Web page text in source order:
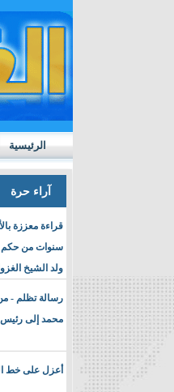
الرئيسية
آراء حرة
قراءة معززة
سنوات من حكم
ولد الشيخ
رسالة تظلم -
محمد إلى رئيس
أعزل على خط